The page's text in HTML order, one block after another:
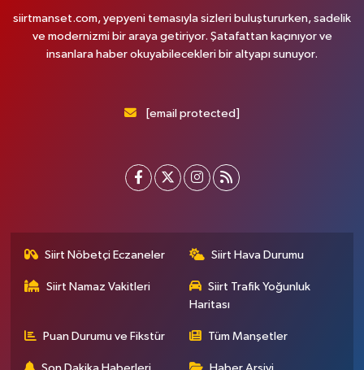
siirtmanset.com, yepyeni temasıyla sizleri buluştururken, sadelik
ve modernizmi bir araya getiriyor. Şatafattan kaçınıyor ve
insanlara haber okuyabilecekleri bir altyapı sunuyor.
[email protected]
Siirt Nöbetçi Eczaneler Siirt Hava Durumu
Siirt Namaz Vakitleri
Siirt Trafik Yoğunluk
Haritası
Puan Durumu ve Fikstür Tüm Manşetler